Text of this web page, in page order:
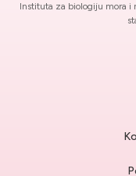
Instituta za biologiju mora i